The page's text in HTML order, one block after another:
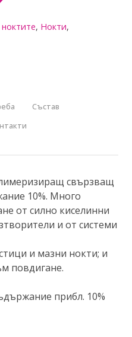
, Нокти,
Състав
свързващ
10%. Много
от силно киселинни
и от системи
и мазни нокти; и
повдигане.
прибл. 10%